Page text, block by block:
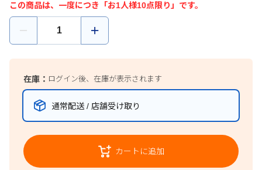
この商品は、一度につき「お1人様10点限り」です。
在庫： ログイン後、在庫が表示されます
通常配送 / 店舗受け取り
カートに追加